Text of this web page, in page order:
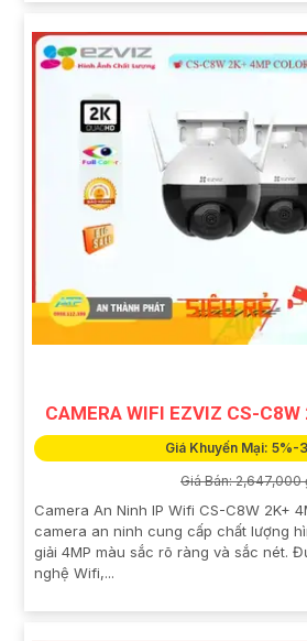
CAMERA WIFI EZVIZ CS-C8W
Giá Khuyến Mại: 5%-
Giá Bán: 2,647,000
Camera An Ninh IP Wifi CS-C8W 2K+
camera an ninh cung cấp chất lượng
giải 4MP màu sắc rõ ràng và sắc nét.
nghệ Wifi,...